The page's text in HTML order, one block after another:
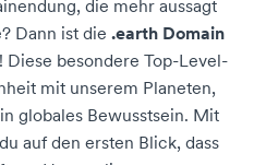
die mehr aussagt
Dann ist die .earth Domain
besondere Top-Level-
mit unserem Planeten,
globales Bewusstsein. Mit
auf den ersten Blick, dass